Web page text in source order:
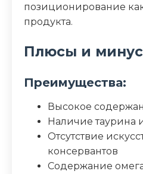
позиционирование
продукта.
Плюсы и
Преимущества:
Высокое
Наличие таурина
Отсутствие
консервантов
Содержание